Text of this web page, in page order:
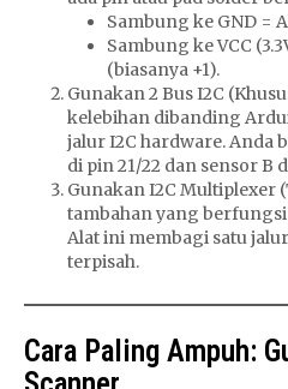
Sambung ke GND =
Sambung ke VCC
(biasanya +1).
Gunakan 2 Bus I2C
kelebihan dibanding
jalur I2C hardware. Anda
di pin 21/22 dan sensor B
Gunakan I2C Multiplexer
tambahan yang berfungsi
Alat ini membagi satu
terpisah.
Cara Paling Ampuh: